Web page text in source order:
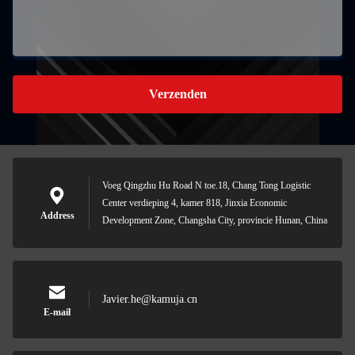
Verzenden
Address
Voeg Qingzhu Hu Road N toe.18, Chang Tong Logistic
Center verdieping 4, kamer 818, Jinxia Economic
Development Zone, Changsha City, provincie Hunan, China
E-mail
Javier.he@kamuja.cn